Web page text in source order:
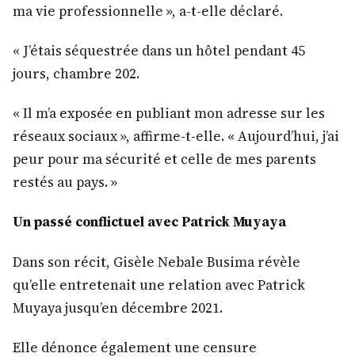
ma vie professionnelle », a-t-elle déclaré.
« J’étais séquestrée dans un hôtel pendant 45
jours, chambre 202.
« Il m’a exposée en publiant mon adresse sur les
réseaux sociaux », affirme-t-elle. « Aujourd’hui, j’ai
peur pour ma sécurité et celle de mes parents
restés au pays. »
Un passé conflictuel avec Patrick Muyaya
Dans son récit, Gisèle Nebale Busima révèle
qu’elle entretenait une relation avec Patrick
Muyaya jusqu’en décembre 2021.
Elle dénonce également une censure